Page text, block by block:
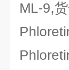
ML-9,